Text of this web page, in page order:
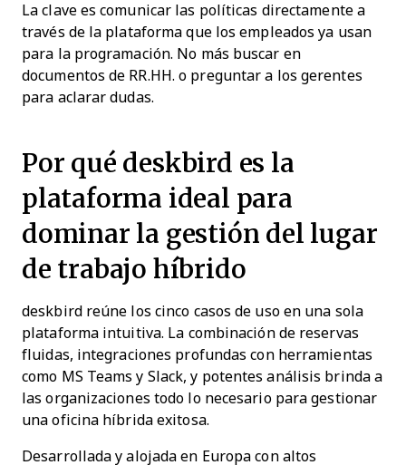
La clave es comunicar las políticas directamente a
través de la plataforma que los empleados ya usan
para la programación. No más buscar en
documentos de RR.HH. o preguntar a los gerentes
para aclarar dudas.
Por qué deskbird es la
plataforma ideal para
dominar la gestión del lugar
de trabajo híbrido
deskbird reúne los cinco casos de uso en una sola
plataforma intuitiva. La combinación de reservas
fluidas, integraciones profundas con herramientas
como MS Teams y Slack, y potentes análisis brinda a
las organizaciones todo lo necesario para gestionar
una oficina híbrida exitosa.
Desarrollada y alojada en Europa con altos